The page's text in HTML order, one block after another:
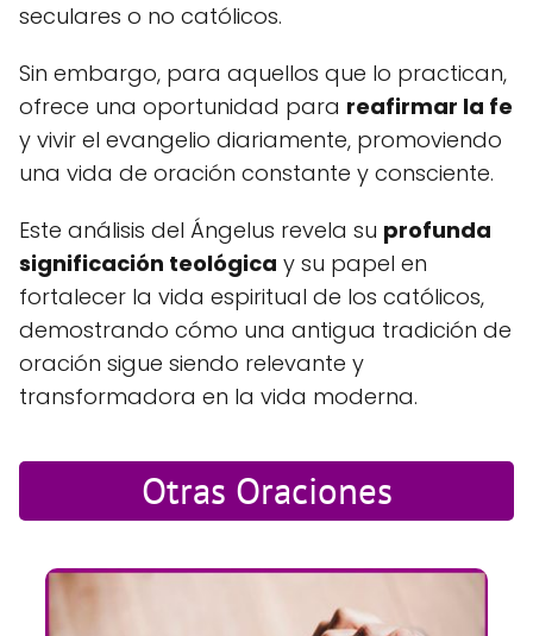
seculares o no católicos.
Sin embargo, para aquellos que lo practican,
ofrece una oportunidad para reafirmar la fe
y vivir el evangelio diariamente, promoviendo
una vida de oración constante y consciente.
Este análisis del Ángelus revela su profunda
significación teológica y su papel en
fortalecer la vida espiritual de los católicos,
demostrando cómo una antigua tradición de
oración sigue siendo relevante y
transformadora en la vida moderna.
Otras Oraciones